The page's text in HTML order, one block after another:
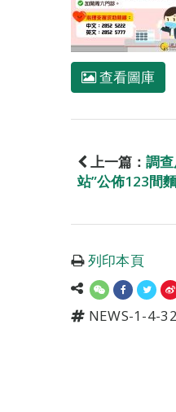
查看圖庫
上一篇： 調
站”公佈123間
列印本頁
NEWS-1-4-